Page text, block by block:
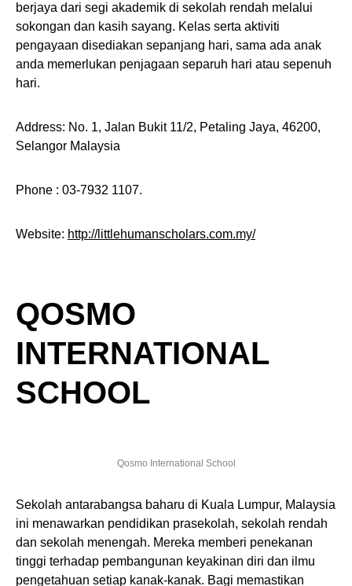
berjaya dari segi akademik di sekolah rendah melalui
sokongan dan kasih sayang. Kelas serta aktiviti
pengayaan disediakan sepanjang hari, sama ada anak
anda memerlukan penjagaan separuh hari atau sepenuh
hari.
Address: No. 1, Jalan Bukit 11/2, Petaling Jaya, 46200,
Selangor Malaysia
Phone : 03-7932 1107.
Website: http://littlehumanscholars.com.my/
QOSMO
INTERNATIONAL
SCHOOL
Qosmo International School
Sekolah antarabangsa baharu di Kuala Lumpur, Malaysia
ini menawarkan pendidikan prasekolah, sekolah rendah
dan sekolah menengah. Mereka memberi penekanan
tinggi terhadap pembangunan keyakinan diri dan ilmu
pengetahuan setiap kanak-kanak. Bagi memastikan